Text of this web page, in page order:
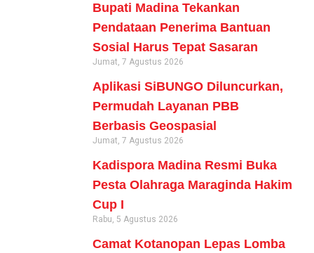
Bupati Madina Tekankan
Pendataan Penerima Bantuan
Sosial Harus Tepat Sasaran
Jumat, 7 Agustus 2026
Aplikasi SiBUNGO Diluncurkan,
Permudah Layanan PBB
Berbasis Geospasial
Jumat, 7 Agustus 2026
Kadispora Madina Resmi Buka
Pesta Olahraga Maraginda Hakim
Cup I
Rabu, 5 Agustus 2026
Camat Kotanopan Lepas Lomba